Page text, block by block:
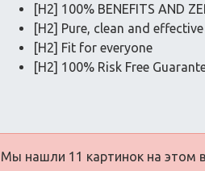
[H2] 100% BENEFITS AND
[H2] Pure, clean and effective
[H2] Fit for everyone
[H2] 100% Risk Free
Мы нашли 11 картинок на этом